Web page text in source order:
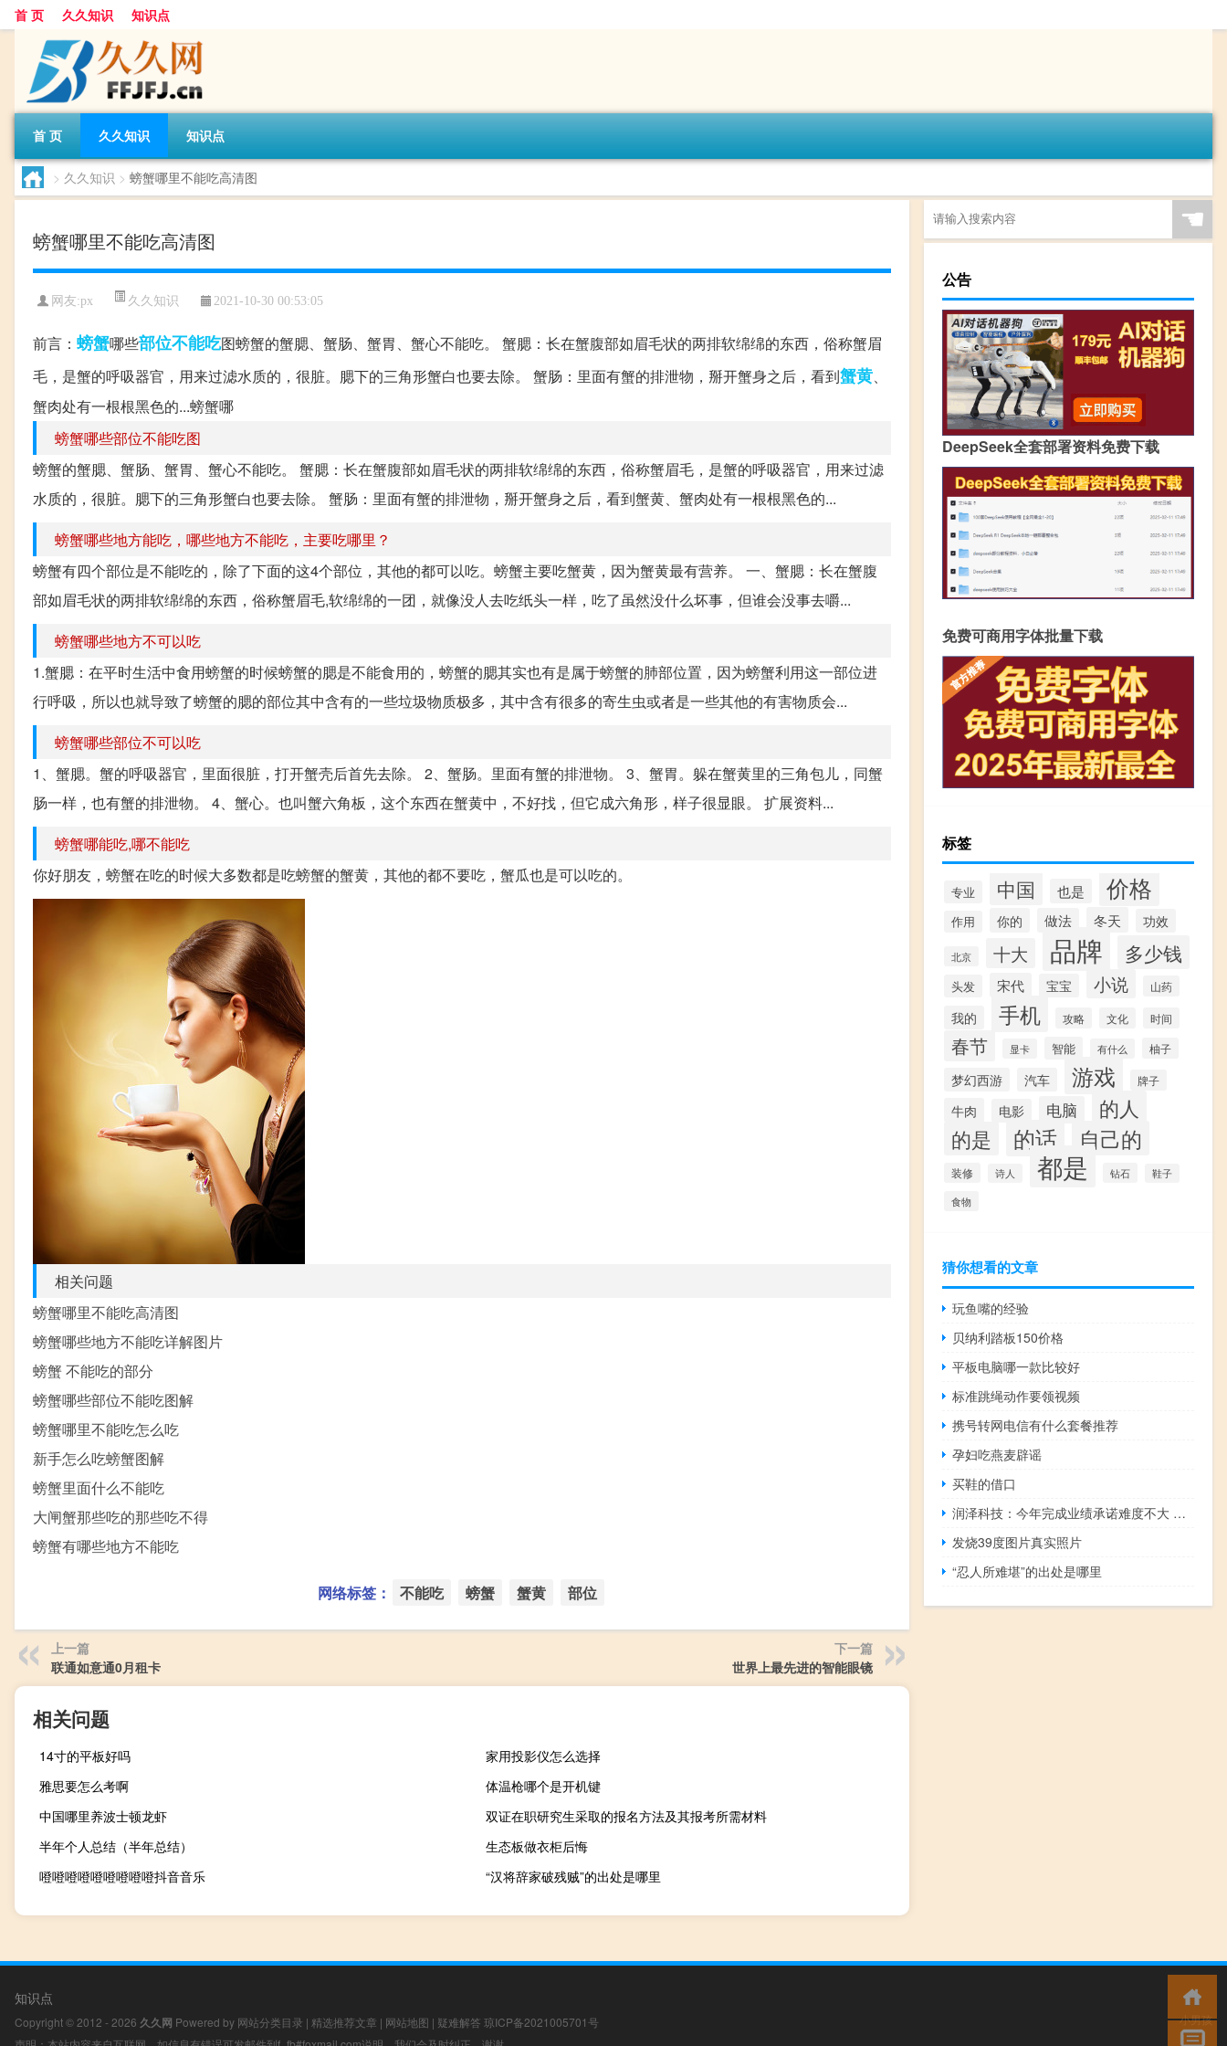
首 页 久久知识 知识点
首 页 久久知识 知识点
> 久久知识 > 螃蟹哪里不能吃高清图
螃蟹哪里不能吃高清图
网友:px 久久知识 2021-10-30 00:53:05
前言： 螃蟹哪些部位不能吃图螃蟹的蟹腮、蟹肠、蟹胃、蟹心不能吃。 蟹腮：长在蟹腹部如眉毛状的两排软绵绵的东西，俗称蟹眉
毛，是蟹的呼吸器官，用来过滤水质的，很脏。腮下的三角形蟹白也要去除。 蟹肠：里面有蟹的排泄物，掰开蟹身之后，看到蟹黄、
蟹肉处有一根根黑色的...螃蟹哪
螃蟹哪些部位不能吃图
螃蟹的蟹腮、蟹肠、蟹胃、蟹心不能吃。 蟹腮：长在蟹腹部如眉毛状的两排软绵绵的东西，俗称蟹眉毛，是蟹的呼吸器官，用来过滤
水质的，很脏。腮下的三角形蟹白也要去除。 蟹肠：里面有蟹的排泄物，掰开蟹身之后，看到蟹黄、蟹肉处有一根根黑色的...
螃蟹哪些地方能吃，哪些地方不能吃，主要吃哪里？
螃蟹有四个部位是不能吃的，除了下面的这4个部位，其他的都可以吃。螃蟹主要吃蟹黄，因为蟹黄最有营养。 一、蟹腮：长在蟹腹
部如眉毛状的两排软绵绵的东西，俗称蟹眉毛,软绵绵的一团，就像没人去吃纸头一样，吃了虽然没什么坏事，但谁会没事去嚼...
螃蟹哪些地方不可以吃
1.蟹腮：在平时生活中食用螃蟹的时候螃蟹的腮是不能食用的，螃蟹的腮其实也有是属于螃蟹的肺部位置，因为螃蟹利用这一部位进
行呼吸，所以也就导致了螃蟹的腮的部位其中含有的一些垃圾物质极多，其中含有很多的寄生虫或者是一些其他的有害物质会...
螃蟹哪些部位不可以吃
1、蟹腮。蟹的呼吸器官，里面很脏，打开蟹壳后首先去除。 2、蟹肠。里面有蟹的排泄物。 3、蟹胃。躲在蟹黄里的三角包儿，同蟹
肠一样，也有蟹的排泄物。 4、蟹心。也叫蟹六角板，这个东西在蟹黄中，不好找，但它成六角形，样子很显眼。 扩展资料...
螃蟹哪能吃,哪不能吃
你好朋友，螃蟹在吃的时候大多数都是吃螃蟹的蟹黄，其他的都不要吃，蟹瓜也是可以吃的。
相关问题
螃蟹哪里不能吃高清图
螃蟹哪些地方不能吃详解图片
螃蟹 不能吃的部分
螃蟹哪些部位不能吃图解
螃蟹哪里不能吃怎么吃
新手怎么吃螃蟹图解
螃蟹里面什么不能吃
大闸蟹那些吃的那些吃不得
螃蟹有哪些地方不能吃
网络标签： 不能吃 螃蟹 蟹黄 部位
上一篇
联通如意通0月租卡
下一篇
世界上最先进的智能眼镜
相关问题
14寸的平板好吗
家用投影仪怎么选择
雅思要怎么考啊
体温枪哪个是开机键
中国哪里养波士顿龙虾
双证在职研究生采取的报名方法及其报考所需材料
半年个人总结（半年总结）
生态板做衣柜后悔
噔噔噔噔噔噔噔噔噔抖音音乐
“汉将辞家破残贼”的出处是哪里
☚
公告
DeepSeek全套部署资料免费下载
免费可商用字体批量下载
标签
专业 中国 也是 价格
作用 你的 做法 冬天 功效
北京 十大 品牌 多少钱
头发 宋代 宝宝 小说 山药
我的 手机 攻略 文化 时间
春节 显卡 智能 有什么 柚子
梦幻西游 汽车 游戏 牌子
牛肉 电影 电脑
的人
的是
的话 自己的
装修 诗人 都是 钻石 鞋子
食物
猜你想看的文章
玩鱼嘴的经验
贝纳利踏板150价格
平板电脑哪一款比较好
标准跳绳动作要领视频
携号转网电信有什么套餐推荐
孕妇吃燕麦辟谣
买鞋的借口
润泽科技：今年完成业绩承诺难度不大 可能会有些增量
发烧39度图片真实照片
“忍人所难堪”的出处是哪里
知识点
Copyright © 2012 - 2026 久久网 Powered by 网站分类目录 | 精选推荐文章 | 网站地图 | 疑难解答 琼ICP备2021005701号
小男孩